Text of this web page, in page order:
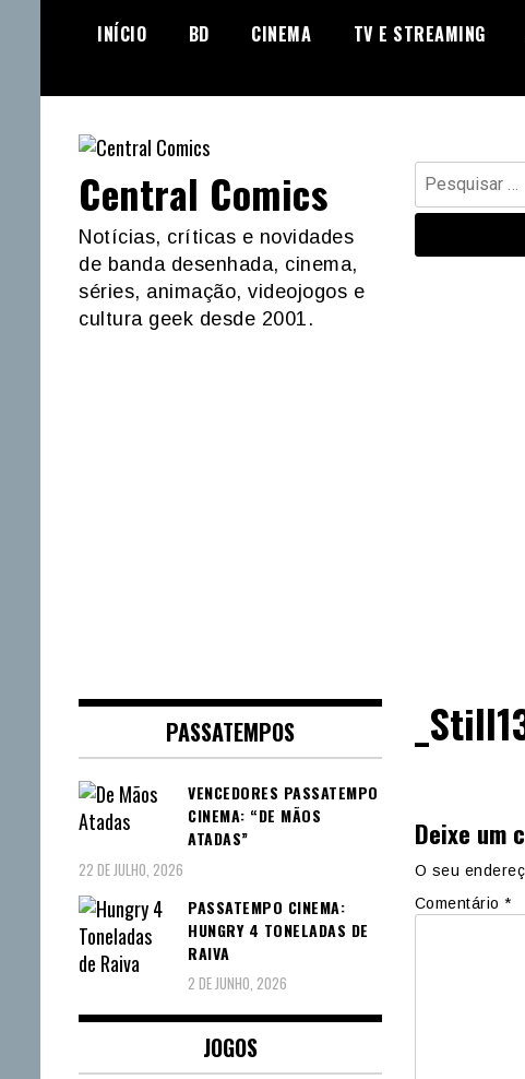
INÍCIO BD CINEMA TV E STREAMING
Pesquisar
por:
Central Comics
Notícias, críticas e novidades
de banda desenhada, cinema,
séries, animação, videojogos e
cultura geek desde 2001.
Deixe um
O seu
Comentário *
PASSATEMPOS
VENCEDORES PASSATEMPO
CINEMA: “DE MÃOS
ATADAS”
22 DE JULHO, 2026
PASSATEMPO CINEMA:
HUNGRY 4 TONELADAS DE
RAIVA
2 DE JUNHO, 2026
JOGOS